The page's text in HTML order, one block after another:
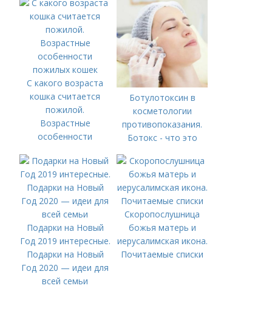
не оторвать от
такой вкуснятины!
С какого возраста
кошка считается
пожилой.
Возрастные
особенности
Ботулотоксин в
косметологии
противопоказания.
Ботокс - что это
способен препарат?
Подарки на Новый
Год 2019 интересные.
Подарки на Новый
Год 2020 — идеи для
всей семьи
Скоропослушница
божья матерь и
иерусалимская икона.
Почитаемые списки